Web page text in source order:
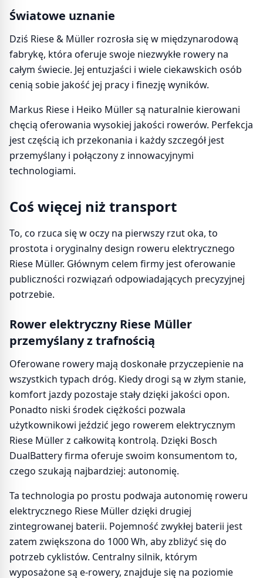
Światowe uznanie
Dziś Riese & Müller rozrosła się w międzynarodową
fabrykę, która oferuje swoje niezwykłe rowery na
całym świecie. Jej entuzjaści i wiele ciekawskich osób
cenią sobie jakość jej pracy i finezję wyników.
Markus Riese i Heiko Müller są naturalnie kierowani
chęcią oferowania wysokiej jakości rowerów. Perfekcja
jest częścią ich przekonania i każdy szczegół jest
przemyślany i połączony z innowacyjnymi
technologiami.
Coś więcej niż transport
To, co rzuca się w oczy na pierwszy rzut oka, to
prostota i oryginalny design roweru elektrycznego
Riese Müller. Głównym celem firmy jest oferowanie
publiczności rozwiązań odpowiadających precyzyjnej
potrzebie.
Rower elektryczny Riese Müller
przemyślany z trafnością
Oferowane rowery mają doskonałe przyczepienie na
wszystkich typach dróg. Kiedy drogi są w złym stanie,
komfort jazdy pozostaje stały dzięki jakości opon.
Ponadto niski środek ciężkości pozwala
użytkownikowi jeździć jego rowerem elektrycznym
Riese Müller z całkowitą kontrolą. Dzięki Bosch
DualBattery firma oferuje swoim konsumentom to,
czego szukają najbardziej: autonomię.
Ta technologia po prostu podwaja autonomię roweru
elektrycznego Riese Müller dzięki drugiej
zintegrowanej baterii. Pojemność zwykłej baterii jest
zatem zwiększona do 1000 Wh, aby zbliżyć się do
potrzeb cyklistów. Centralny silnik, którym
wyposażone są e-rowery, znajduje się na poziomie